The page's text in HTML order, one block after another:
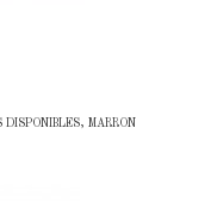
MARRON